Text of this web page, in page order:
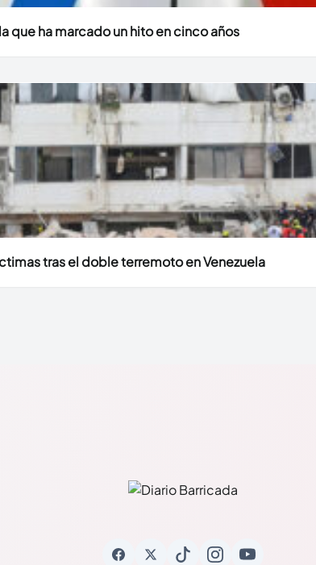
que ha marcado un hito en cinco años
tras el doble terremoto en Venezuela